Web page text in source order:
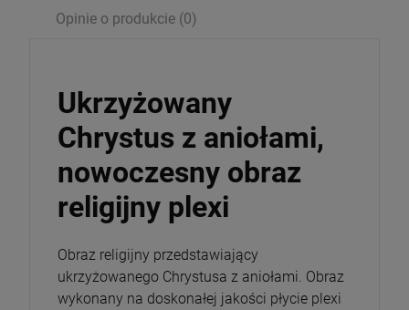
Opinie o produkcie (0)
Ukrzyżowany
Chrystus z aniołami,
nowoczesny obraz
religijny plexi
Obraz religijny przedstawiający
ukrzyżowanego Chrystusa z aniołami. Obraz
wykonany na doskonałej jakości płycie plexi